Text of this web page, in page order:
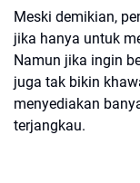
Meski demikian,
jika hanya untuk
Namun jika ingin
juga tak bikin
menyediakan
terjangkau.